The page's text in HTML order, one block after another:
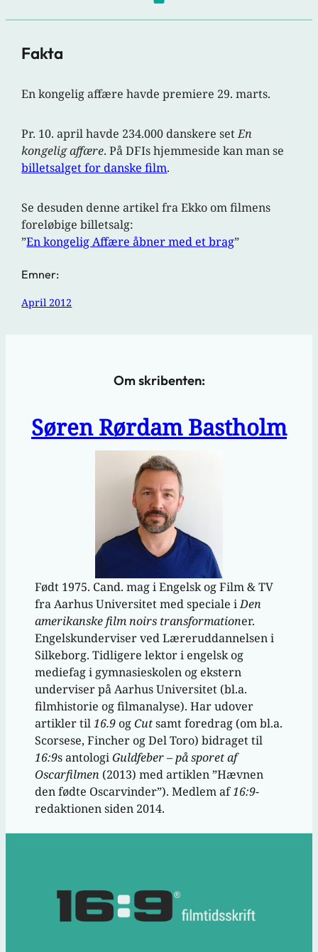
Fakta
En kongelig affære havde premiere 29. marts.
Pr. 10. april havde 234.000 danskere setEn
kongelig affære. På DFIs hjemmeside kan man se
billetsalget for danske film.
Se desuden denne artikel fra Ekko om filmens
foreløbige billetsalg:
”En kongelig Affære åbner med et brag”
Emner:
April 2012
Om skribenten:
Søren Rørdam Bastholm
Født 1975. Cand. mag i Engelsk og Film & TV
fra Aarhus Universitet med speciale iDen
amerikanske film noirs transformationer.
Engelskunderviser ved Læreruddannelsen i
Silkeborg. Tidligere lektor i engelsk og
mediefag i gymnasieskolen og ekstern
underviser på Aarhus Universitet (bl.a.
filmhistorie og filmanalyse). Har udover
artikler til16.9ogCutsamt foredrag (om bl.a.
Scorsese, Fincher og Del Toro) bidraget til
16:9s antologiGuldfeber – på sporet af
Oscarfilmen(2013) med artiklen ”Hævnen
den fødte Oscarvinder”). Medlem af16:9-
redaktionen siden 2014.